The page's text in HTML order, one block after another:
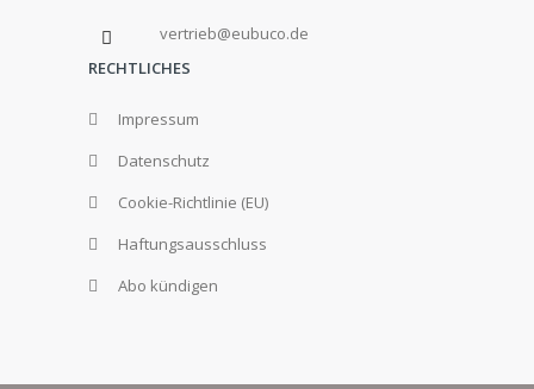
vertrieb@eubuco.de
RECHTLICHES
Impressum
Datenschutz
Cookie-Richtlinie (EU)
Haftungsausschluss
Abo kündigen